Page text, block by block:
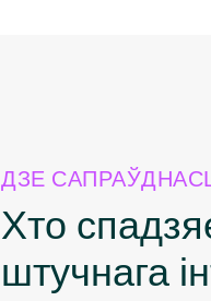
ДЗЕ
Хто
штучнага